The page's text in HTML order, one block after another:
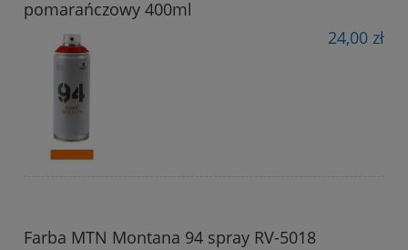
pomarańczowy 400ml
24,00 zł
Farba MTN Montana 94 spray RV-5018